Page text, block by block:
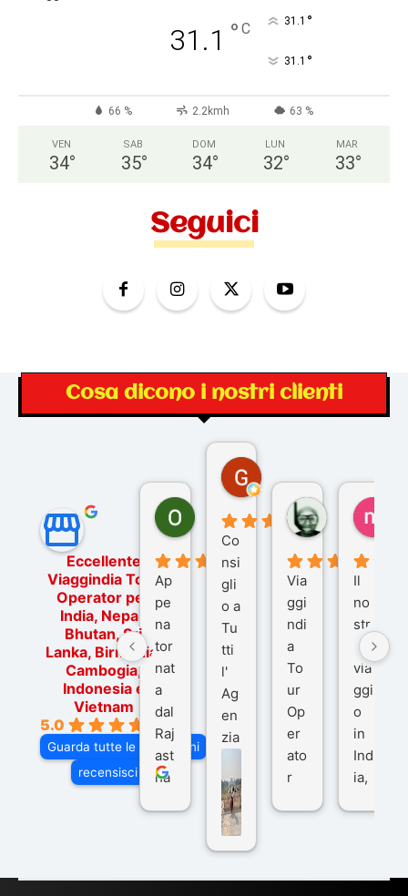
31.1 ° C 31.1 °
31.1 °
66 % 2.2kmh 63 %
VEN
34°
SAB
35°
DOM
34°
LUN
32°
MAR
33°
Seguici
Cosa dicono i nostri clienti
Eccellente
Viaggindia Tour
Operator per
India, Nepal,
Bhutan, Sri
Lanka, Birmania,
Cambogia,
Indonesia e
Vietnam
5.0
Guarda tutte le recensioni
recensisci su
Ornella Oldoni
5 mesi fa
Ap
pe
na
tor
nat
a
dal
Raj
ast
ha
e
Gina Rantucci
7 mesi fa
Co
nsi
gli
o a
Tu
tti
l'
Ag
en
zia
Via
ggI
ndi
a
zurriaman
9 mesi fa
Via
ggi
ndi
a
To
ur
Op
er
ato
r
Ne
Il
no
str
o
via
ggi
o
in
Ind
ia,
Va